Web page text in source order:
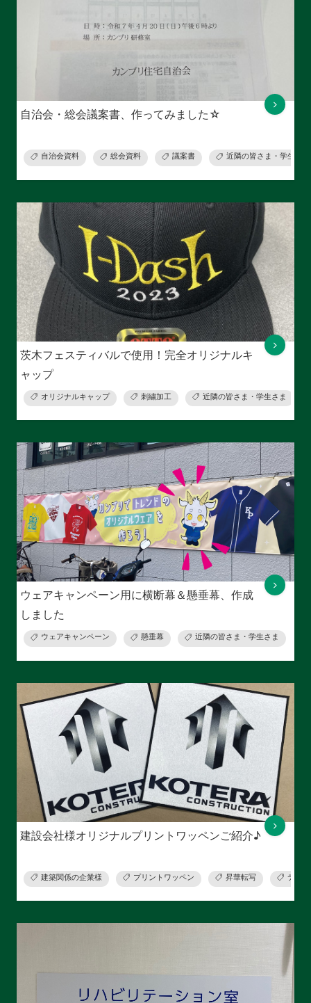
自治会・総会議案書、作ってみました☆
自治会資料 総会資料 議案書 近隣の皆さま・学生さま
茨木フェスティバルで使用！完全オリジナルキ
ャップ
オリジナルキャップ 刺繍加工 近隣の皆さま・学生さま
ウェアキャンペーン用に横断幕＆懸垂幕、作成
しました
ウェアキャンペーン 懸垂幕 近隣の皆さま・学生さま
建設会社様オリジナルプリントワッペンご紹介♪
建築関係の企業様 プリントワッペン 昇華転写 デザ